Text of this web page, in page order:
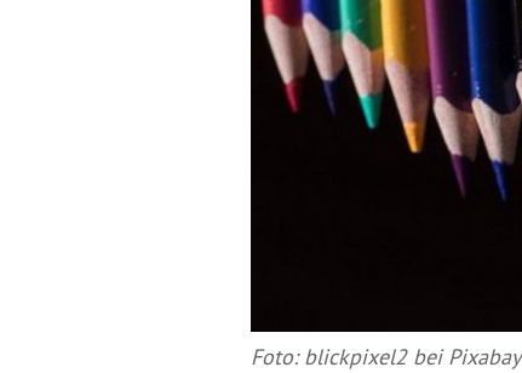
Foto: blickpixel2 bei Pixabay